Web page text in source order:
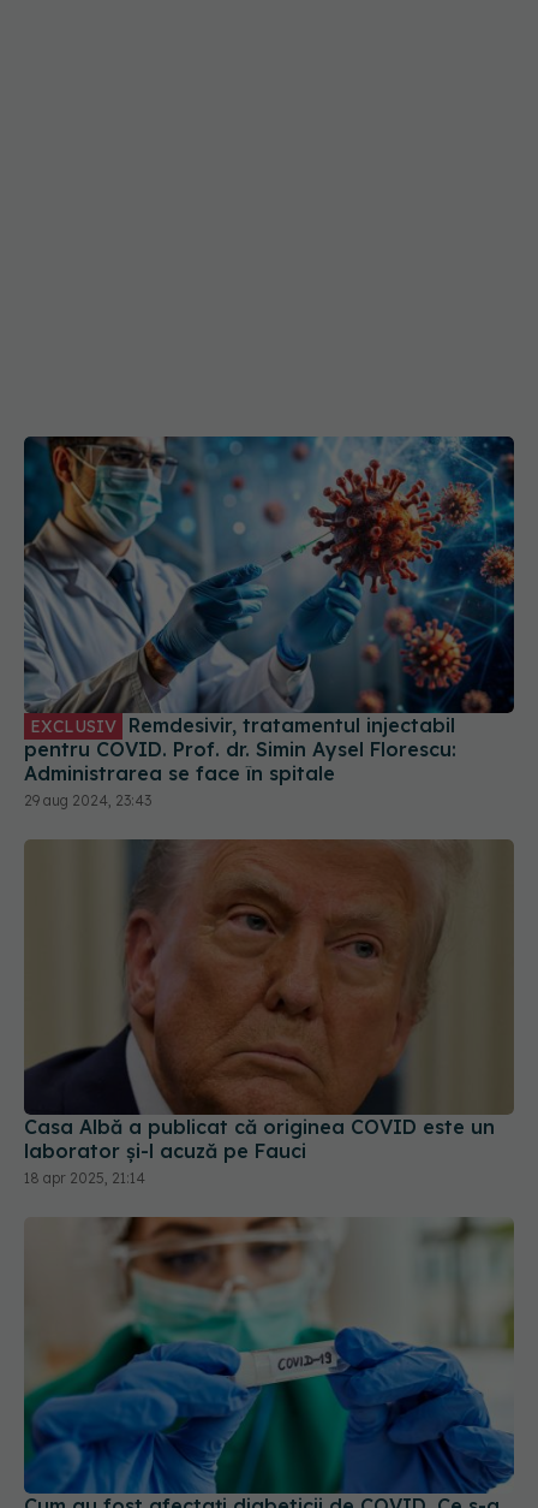
EXCLUSIV
pentru COVID. Prof. dr. Simin Aysel Florescu:
Administrarea se face în spitale
29 aug 2024, 23:43
Casa Albă a publicat că originea COVID este un
laborator și-l acuză pe Fauci
18 apr 2025, 21:14